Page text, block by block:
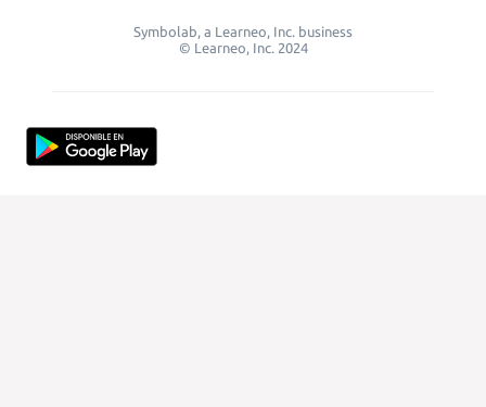
Symbolab, a Learneo, Inc. business
© Learneo, Inc. 2024